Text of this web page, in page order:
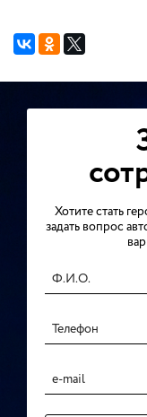
Хотите стать
задать вопрос